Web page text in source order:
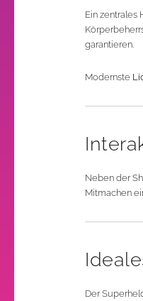
Ein zentrales
garantieren.
Modernste
Neben der
Mitmachen
Der